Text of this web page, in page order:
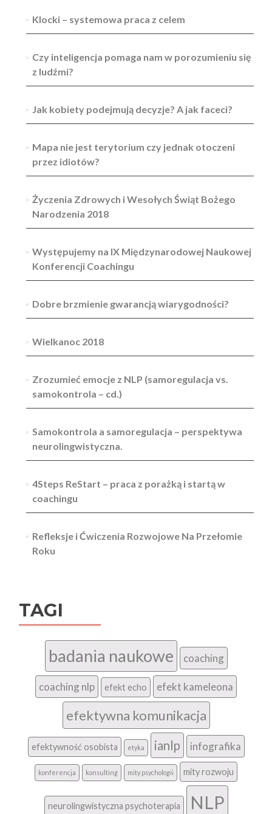
Klocki – systemowa praca z celem
Czy inteligencja pomaga nam w porozumieniu się
z ludźmi?
Jak kobiety podejmują decyzje? A jak faceci?
Mapa nie jest terytorium czy jednak otoczeni
przez idiotów?
Życzenia Zdrowych i Wesołych Świąt Bożego
Narodzenia 2018
Występujemy na IX Międzynarodowej Naukowej
Konferencji Coachingu
Dobre brzmienie gwarancją wiarygodności?
Wielkanoc 2018
Zrozumieć emocje z NLP (samoregulacja vs.
samokontrola – cd.)
Samokontrola a samoregulacja – perspektywa
neurolingwistyczna.
4Steps ReStart – praca z porażką i startą w
coachingu
Refleksje i Ćwiczenia Rozwojowe Na Przełomie
Roku
TAGI
badania naukowe coaching
coaching nlp efekt echo efekt kameleona
efektywna komunikacja
efektywność osobista etyka ianlp infografika
konferencja konsulting mity psychologii mity rozwoju
neurolingwistyczna psychoterapia
NLP